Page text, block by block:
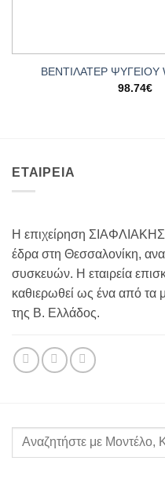
ΒΕΝΤΙΛΑΤΕΡ ΨΥΓΕΙΟY
98.74€
ΕΤΑΙΡΕΙΑ
Η επιχείρηση
έδρα στη Θεσσαλονίκη,
συσκευών. Η εταιρεία
καθιερωθεί ως ένα από τα
της Β. Ελλάδος.